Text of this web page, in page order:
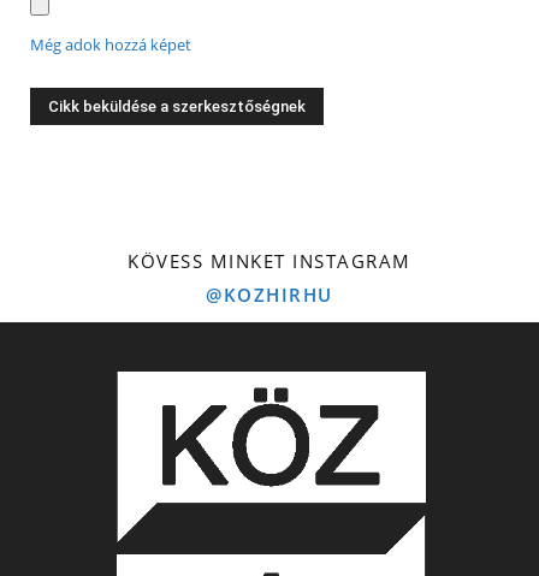
Még adok hozzá képet
KÖVESS MINKET INSTAGRAM
@KOZHIRHU